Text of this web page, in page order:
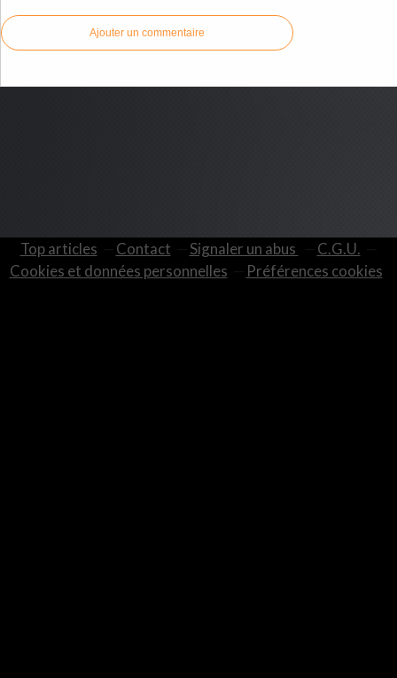
Ajouter un commentaire
Top articles Contact Signaler un abus
C.G.U.
Cookies et données personnelles
Préférences cookies